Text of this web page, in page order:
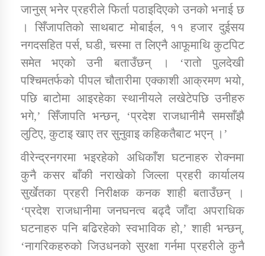
तातोपानी गाउँपालिका जुम्लाको बालविवाह सन्देश
तातोपानी गाउँपालिका जुम्लाको सूचना
जानुस् भनेर प्रहरीले फिर्ता पठाइदिएको उनको भनाई छ
। सिँजापतिको साथबाट मोबाईल, ११ हजार दुईसय
नगदसहित पर्स, घडी, चस्मा त लिएनै आफूमाथि कुटपिट
समेत भएको उनी बताउँछन् । ‘रातो पुलदेखी
पश्चिमतर्फको पीपल चौतारीमा एक्काशी आक्रमण भयो,
पछि बाटोमा आइरहेका स्थानीयले लखेटेपछि उनीहरु
भगे,’ सिँजापति भन्छन्, ‘प्रदेश राजधानीमै समसाँझै
लुटिए, कुटाइ खाए तर सुनुवाइ कहिकतैबाट भएन् ।’
वीरेन्द्रनगरमा भइरहेको अधिकाँश घटनाहरु रोक्नमा
कुनै कसर बाँकी नराखेको जिल्ला प्रहरी कार्यालय
सुर्खेतका प्रहरी निरीक्षक कनक शाही बताउँछन् ।
‘प्रदेश राजधानीमा जनघनत्व बढ्दै जाँदा अपराधिक
घटनाहरु पनि बढिरहेको स्वभाविक हो,’ शाही भन्छन्,
‘नागरिकहरुको जिउधनको सुरक्षा गर्नमा प्रहरीले कुनै